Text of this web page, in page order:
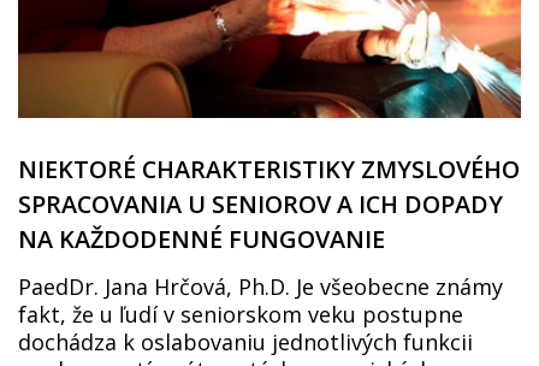
NIEKTORÉ CHARAKTERISTIKY ZMYSLOVÉHO
SPRACOVANIA U SENIOROV A ICH DOPADY
NA KAŽDODENNÉ FUNGOVANIE
PaedDr. Jana Hrčová, Ph.D. Je všeobecne známy
fakt, že u ľudí v seniorskom veku postupne
dochádza k oslabovaniu jednotlivých funkcii